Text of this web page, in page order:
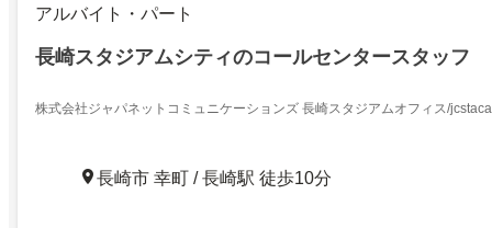
アルバイト・パート
長崎スタジアムシティのコールセンタースタッフ
株式会社ジャパネットコミュニケーションズ 長崎スタジアムオフィス/
長崎市 幸町 / 長崎駅 徒歩10分